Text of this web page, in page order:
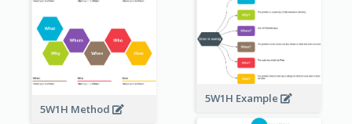
5W1H Method
5W1H Example